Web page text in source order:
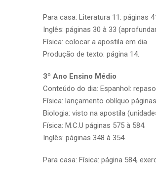
Para casa: Literatura 11: páginas
Inglês: páginas 30 à 33
Física: colocar a apostila em dia.
Produção de texto: página 14.
3º Ano Ensino Médio
Conteúdo do dia: Espanhol:
Física: lançamento oblíquo
Biologia: visto na apostila
Física: M.C.U páginas 575 à 584.
Inglês: páginas 348 à 354.
Para casa: Física: página 584,